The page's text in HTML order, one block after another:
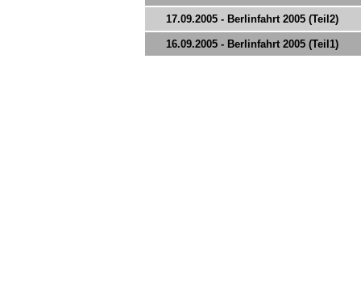
17.09.2005 - Berlinfahrt 2005 (Teil2)
16.09.2005 - Berlinfahrt 2005 (Teil1)